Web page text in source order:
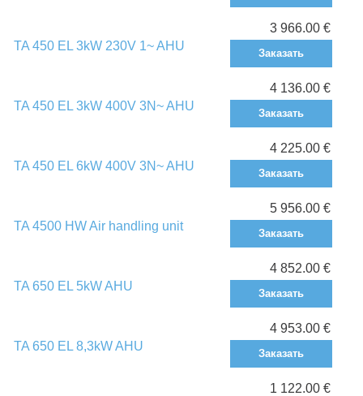
TA 450 EL 3kW 230V 1~ AHU
3 966.00 €
Заказать
TA 450 EL 3kW 400V 3N~ AHU
4 136.00 €
Заказать
TA 450 EL 6kW 400V 3N~ AHU
4 225.00 €
Заказать
TA 4500 HW Air handling unit
5 956.00 €
Заказать
TA 650 EL 5kW AHU
4 852.00 €
Заказать
TA 650 EL 8,3kW AHU
4 953.00 €
Заказать
1 122.00 €